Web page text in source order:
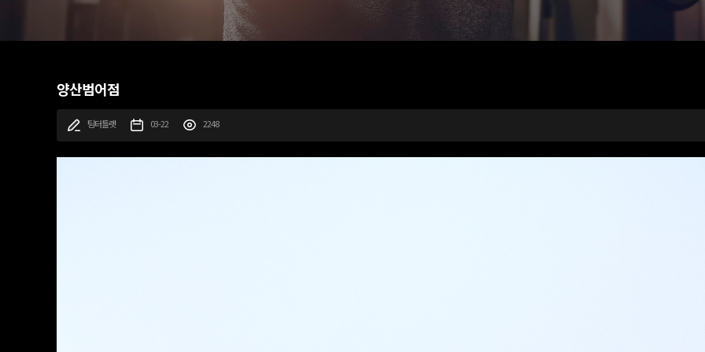
양산범어점
팀터틀랫 03-22 2248